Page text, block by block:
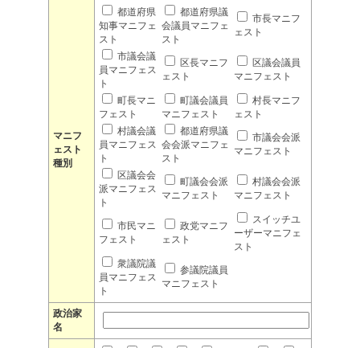
マニフ
ェスト
種別
都道府県
知事マニフェ
スト
都道府県議
会議員マニフェ
スト
市長マニフ
ェスト
市議会議
員マニフェス
ト
区長マニフ
ェスト
区議会議員
マニフェスト
町長マニ
フェスト
町議会議員
マニフェスト
村長マニフ
ェスト
村議会議
員マニフェス
ト
都道府県議
会会派マニフェ
スト
市議会会派
マニフェスト
区議会会
派マニフェス
ト
町議会会派
マニフェスト
村議会会派
マニフェスト
市民マニ
フェスト
政党マニフ
ェスト
スイッチユ
ーザーマニフェ
スト
衆議院議
員マニフェス
ト
参議院議員
マニフェスト
政治家
名